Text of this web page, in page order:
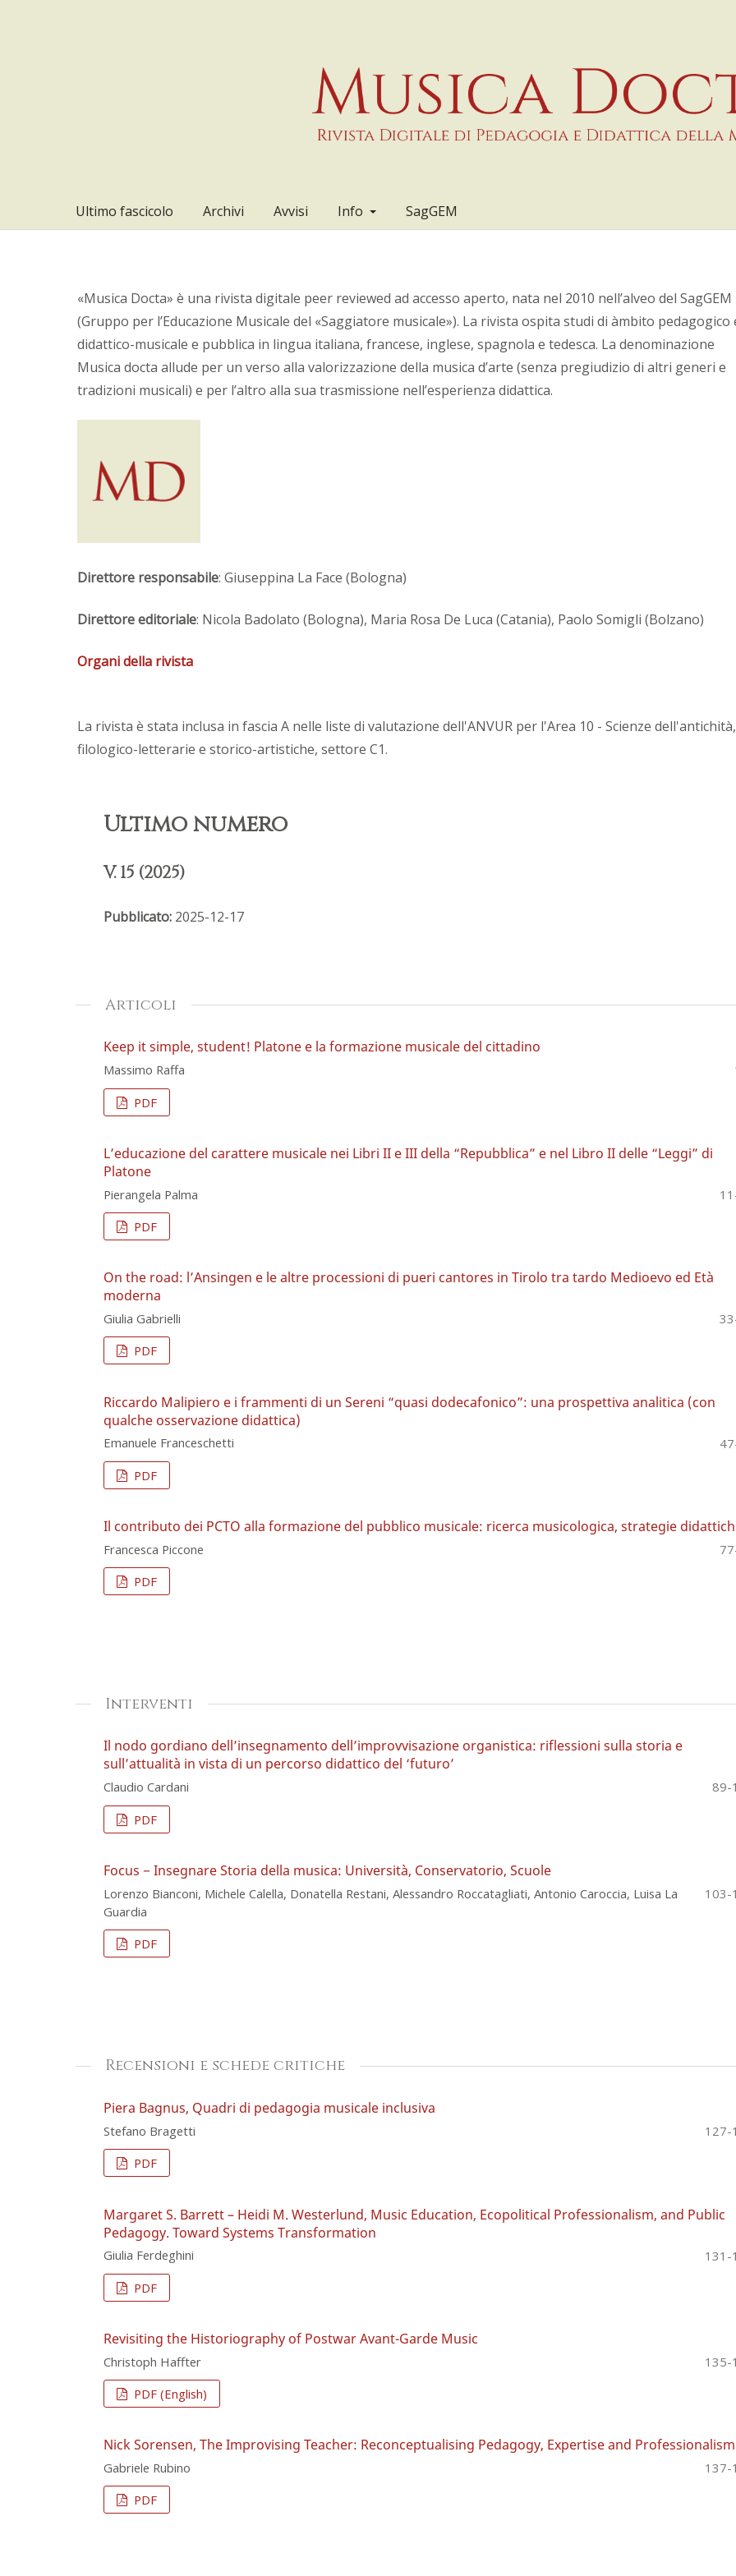
Ultimo fascicolo Archivi Avvisi Info SagGEM
«Musica Docta» è una rivista digitale peer reviewed ad accesso aperto, nata nel 2010 nell’alveo del SagGEM
(Gruppo per l’Educazione Musicale del «Saggiatore musicale»). La rivista ospita studi di àmbito pedagogico
didattico-musicale e pubblica in lingua italiana, francese, inglese, spagnola e tedesca. La denominazione
Musica docta allude per un verso alla valorizzazione della musica d’arte (senza pregiudizio di altri generi e
tradizioni musicali) e per l’altro alla sua trasmissione nell’esperienza didattica.
Direttore responsabile: Giuseppina La Face (Bologna)
Direttore editoriale: Nicola Badolato (Bologna), Maria Rosa De Luca (Catania), Paolo Somigli (Bolzano)
Organi della rivista
La rivista è stata inclusa in fascia A nelle liste di valutazione dell'ANVUR per l'Area 10 - Scienze dell'antichità,
filologico-letterarie e storico-artistiche, settore C1.
Ultimo numero
V. 15 (2025)
Pubblicato: 2025-12-17
Articoli
Keep it simple, student! Platone e la formazione musicale del cittadino
Massimo Raffa
PDF
L’educazione del carattere musicale nei Libri II e III della “Repubblica” e nel Libro II delle “Leggi” di
Platone
Pierangela Palma
PDF
On the road: l’Ansingen e le altre processioni di pueri cantores in Tirolo tra tardo Medioevo ed Età
moderna
Giulia Gabrielli
PDF
Riccardo Malipiero e i frammenti di un Sereni “quasi dodecafonico”: una prospettiva analitica (con
qualche osservazione didattica)
Emanuele Franceschetti
PDF
Il contributo dei PCTO alla formazione del pubblico musicale: ricerca musicologica, strategie
Francesca Piccone
PDF
Interventi
Il nodo gordiano dell’insegnamento dell’improvvisazione organistica: riflessioni sulla storia e
sull’attualità in vista di un percorso didattico del ‘futuro’
Claudio Cardani
89-
PDF
Focus − Insegnare Storia della musica: Università, Conservatorio, Scuole
Lorenzo Bianconi, Michele Calella, Donatella Restani, Alessandro Roccatagliati, Antonio Caroccia, Luisa La
Guardia
103-
PDF
Recensioni e schede critiche
Piera Bagnus, Quadri di pedagogia musicale inclusiva
Stefano Bragetti
127-
PDF
Margaret S. Barrett – Heidi M. Westerlund, Music Education, Ecopolitical Professionalism, and Public
Pedagogy. Toward Systems Transformation
Giulia Ferdeghini
131-
PDF
Revisiting the Historiography of Postwar Avant-Garde Music
Christoph Haffter
135-
PDF (English)
Nick Sorensen, The Improvising Teacher: Reconceptualising Pedagogy, Expertise and Professionalism
Gabriele Rubino
137-
PDF